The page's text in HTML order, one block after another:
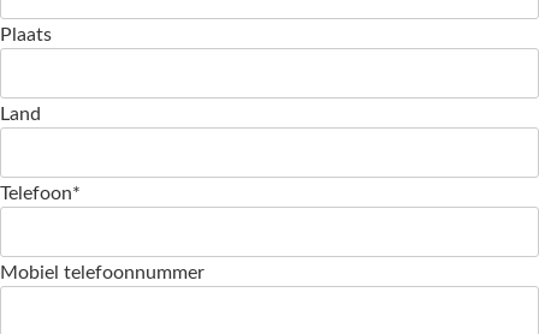
Plaats
Land
Telefoon*
Mobiel telefoonnummer